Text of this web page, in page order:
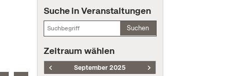
Suche in Veranstaltungen
Suchen
Zeitraum wählen
September 2025